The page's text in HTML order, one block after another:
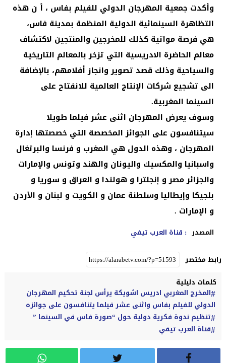
وأكدت جمعية المهرجان الدولي للفيلم بفاس ، أ ن هذه
التظاهرة السينمائية الدولية المنظمة بمدينة فاس،
هي فرصة مواتية كذلك للمخرجين والمنتجين لاكتشاف
معالم الحاضرة الادريسية التي تزخر بالمعالم التاريخية
والسياحية وذلك قصد تصوير وانجاز أفلامهم، بالإضافة
الى تشجيع شركات الإنتاج العالمية للانفتاح على
السينما المغربية.
وسوف يعرض المهرجان اثنى عشر فيلما طويلا
سيتنافسون على الجوائز المخصصة التي خصصتها إدارة
المهرجان ، وهذه الدول هي المغرب و فرنسا والبرتغال
واسبانيا والمكسيك واليونان والهند وتونس والإمارات
والجزائر مصر و إنجلترا و هولندا و العراق و سوريا و
بلجيكا وإيطاليا وسلطنة عمان و الكويت و لبنان و الأردن
و الإمارات .
المصدر : قناة العرب تيفي
رابط مختصر
كلمات دليلية
المخرج المغربي ادريس اشويكة يرأس لجنة تحكيم المهرجان
الدولي للفيلم بفاس واثنى عشر فيلما يتنافسون على جوائزه
تنظيم ندوة فكرية دولية حول “صورة فاس في السينما ”
قناة العرب تيفي